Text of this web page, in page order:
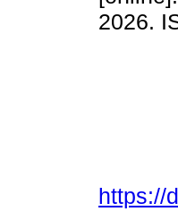
2026.
https://